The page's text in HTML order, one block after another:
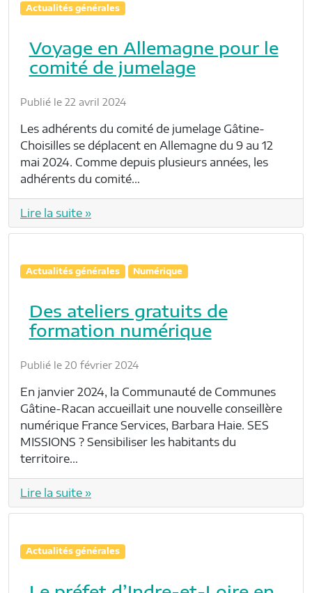
Actualités générales
Voyage en Allemagne pour le
comité de jumelage
Publié le 22 avril 2024
Les adhérents du comité de jumelage Gâtine-
Choisilles se déplacent en Allemagne du 9 au 12
mai 2024. Comme depuis plusieurs années, les
adhérents du comité…
Lire la suite »
Actualités générales Numérique
Des ateliers gratuits de
formation numérique
Publié le 20 février 2024
En janvier 2024, la Communauté de Communes
Gâtine-Racan accueillait une nouvelle conseillère
numérique France Services, Barbara Haie. SES
MISSIONS ? Sensibiliser les habitants du
territoire…
Lire la suite »
Actualités générales